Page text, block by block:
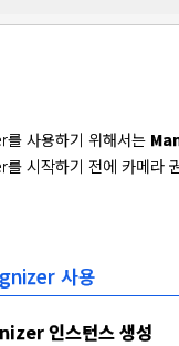
사용하기 위해서는
시작하기 전에 카메라
사용
인스턴스 생성